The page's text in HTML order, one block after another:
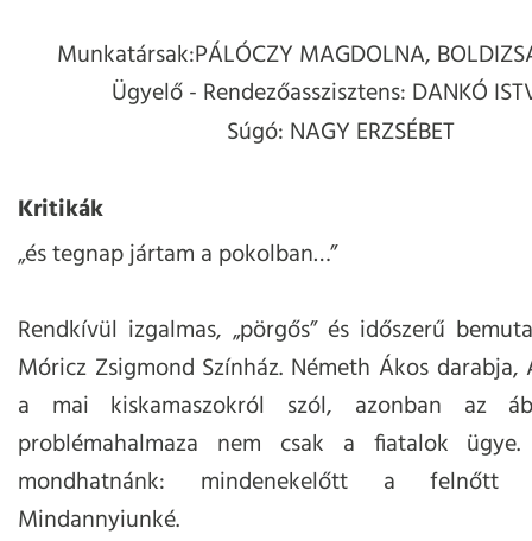
Munkatársak:PÁLÓCZY MAGDOLNA,
Ügyelő - Rendezőasszisztens: DANKÓ
Súgó: NAGY ERZSÉBET
Kritikák
„és tegnap jártam a pokolban…”
Rendkívül izgalmas, „pörgős” és időszerű
Móricz Zsigmond Színház. Németh Ákos
a mai kiskamaszokról szól, azonban az
problémahalmaza nem csak a fiatalok
mondhatnánk: mindenekelőtt a felnőtt
Mindannyiunké.